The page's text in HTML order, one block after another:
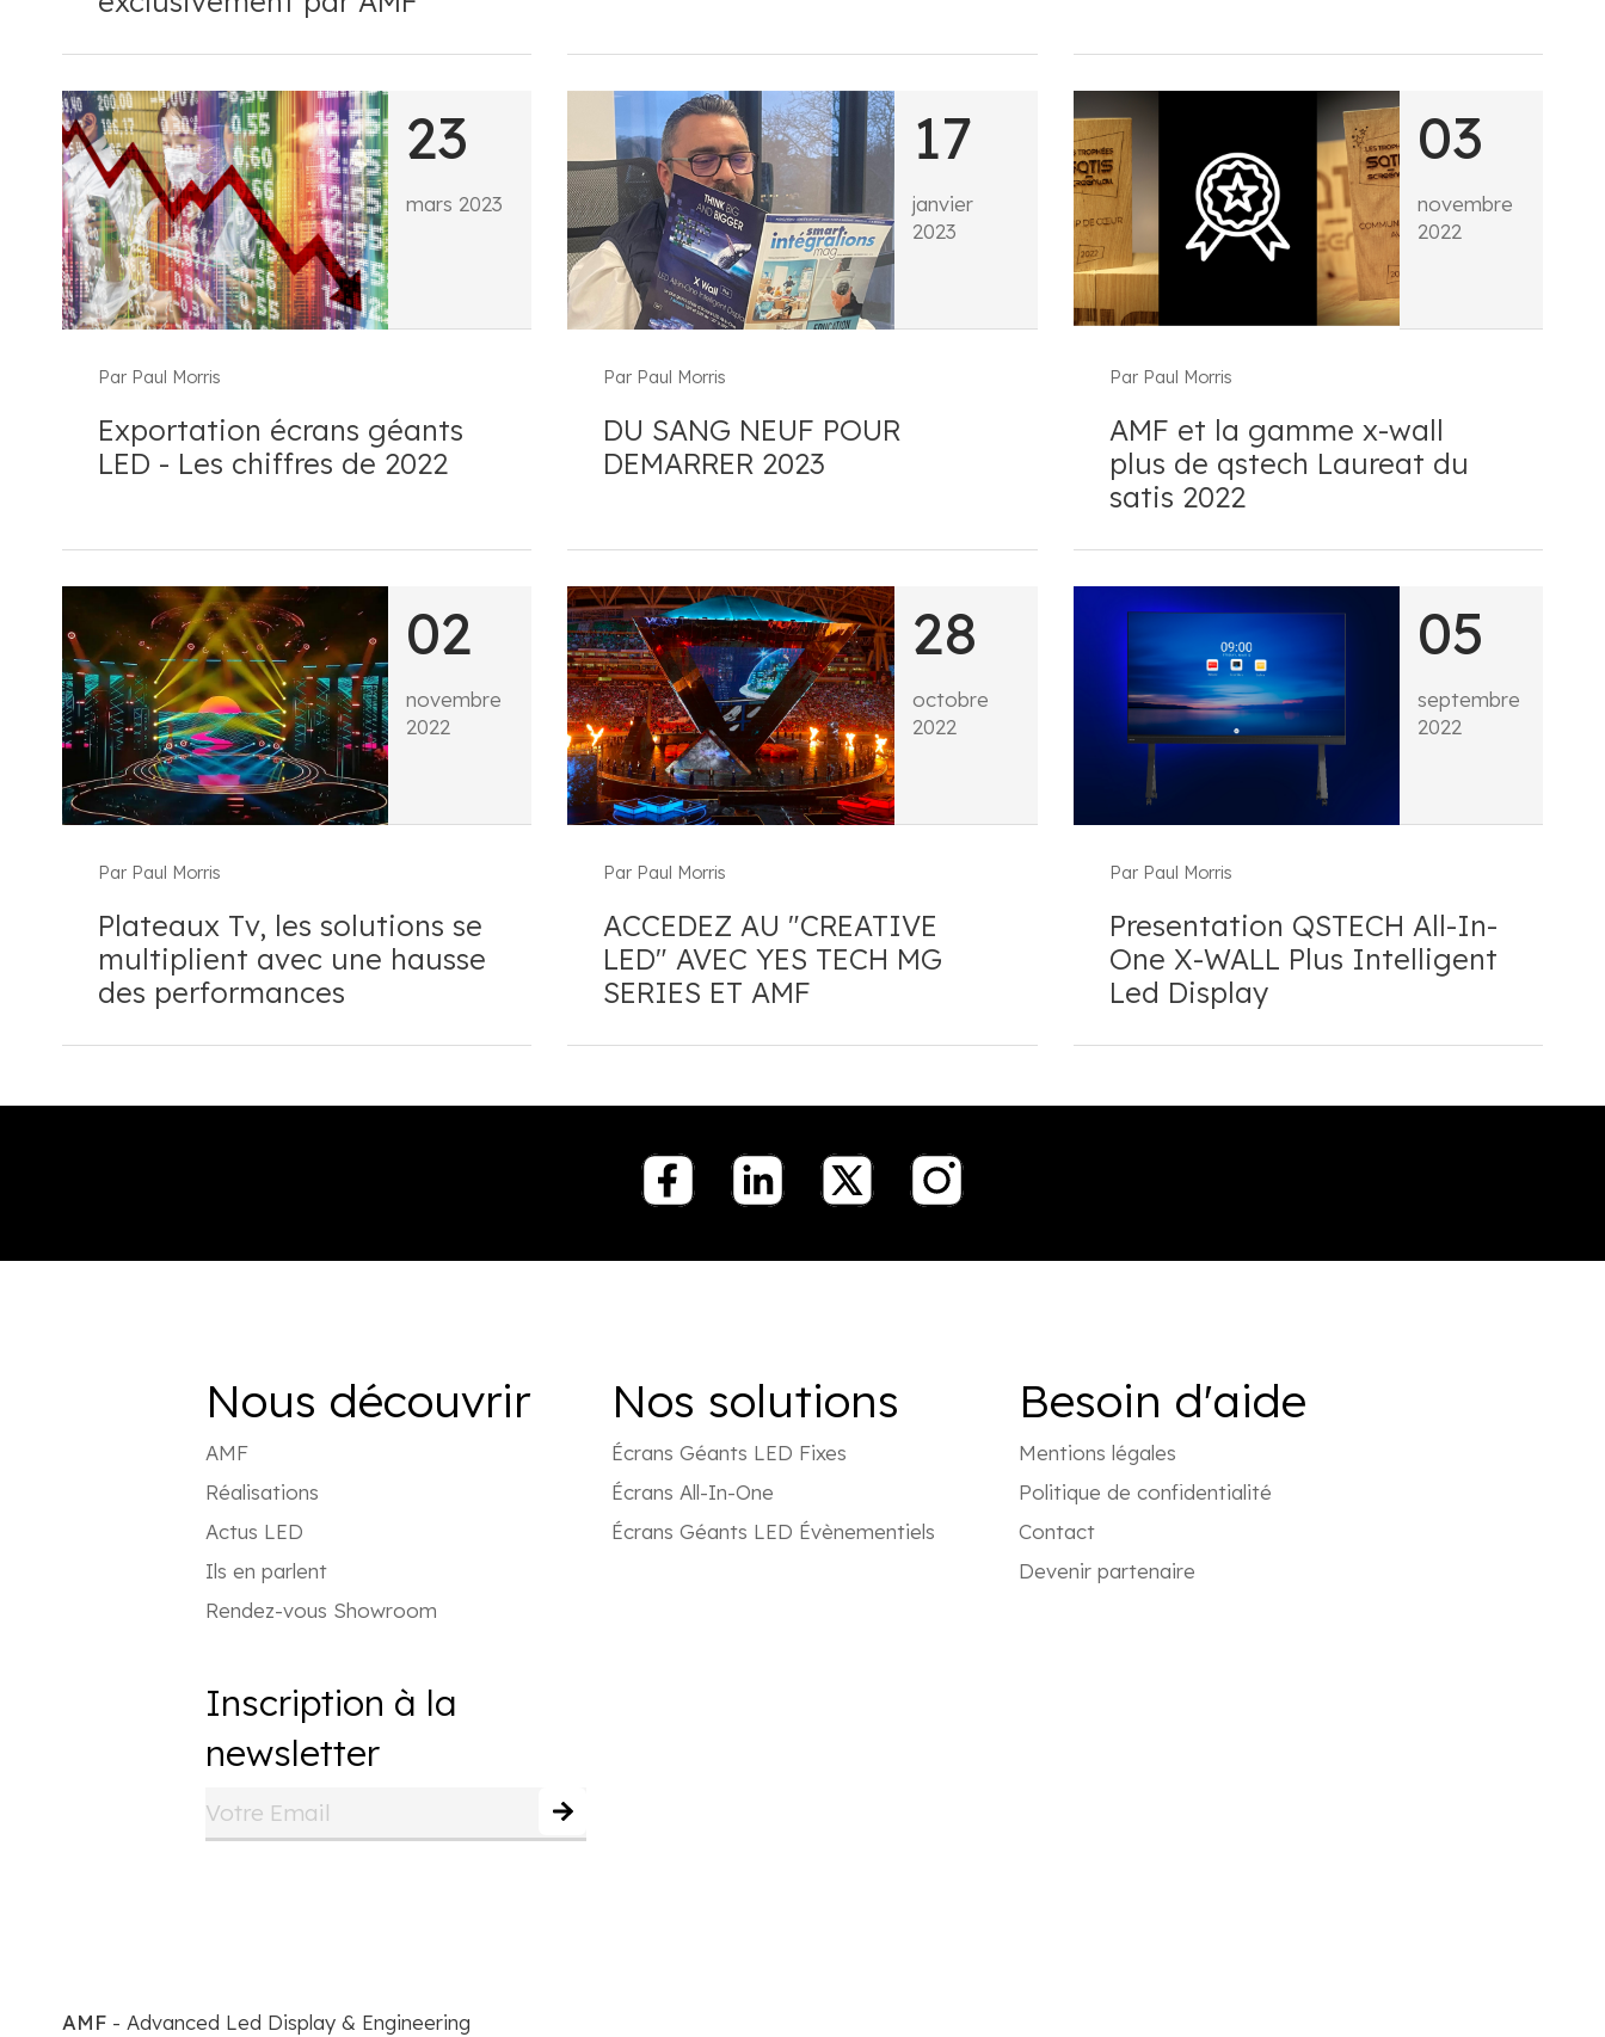
23
mars 2023
Par Paul Morris
Exportation écrans géants
LED - Les chiffres de 2022
17
janvier
2023
Par Paul Morris
DU SANG NEUF POUR
DEMARRER 2023
03
novembre
2022
Par Paul Morris
AMF et la gamme x-wall
plus de qstech Laureat du
satis 2022
02
novembre
2022
Par Paul Morris
Plateaux Tv, les solutions se
multiplient avec une hausse
des performances
28
octobre
2022
Par Paul Morris
ACCEDEZ AU "CREATIVE
LED" AVEC YES TECH MG
SERIES ET AMF
05
septembre
2022
Par Paul Morris
Presentation QSTECH All-In-
One X-WALL Plus Intelligent
Led Display
Nous découvrir
AMF
Réalisations
Actus LED
Ils en parlent
Rendez-vous Showroom
Nos solutions
Écrans Géants LED Fixes
Écrans All-In-One
Écrans Géants LED Évènementiels
Besoin d'aide
Mentions légales
Politique de confidentialité
Contact
Devenir partenaire
Inscription à la
newsletter
AMF - Advanced Led Display & Engineering